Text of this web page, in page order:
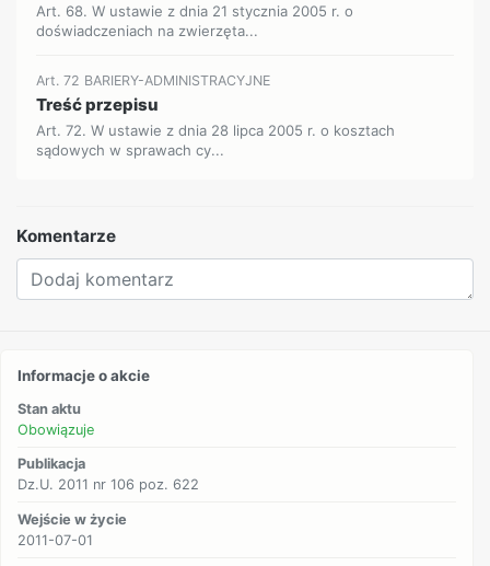
Art. 68. W ustawie z dnia 21 stycznia 2005 r. o
doświadczeniach na zwierzęta...
Art. 72 BARIERY-ADMINISTRACYJNE
Treść przepisu
Art. 72. W ustawie z dnia 28 lipca 2005 r. o kosztach
sądowych w sprawach cy...
Komentarze
Informacje o akcie
Stan aktu
Obowiązuje
Publikacja
Dz.U. 2011 nr 106 poz. 622
Wejście w życie
2011-07-01